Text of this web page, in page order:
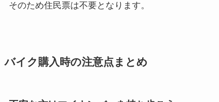
そのため住民票は不要となります。
バイク購入時の注意点まとめ